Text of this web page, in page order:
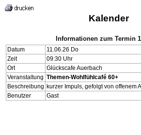
Kalender
Informationen zum Termin
Datum
11.06.26 Do
Zeit
09:30 Uhr
Ort
Glückscafe Auerbach
Veranstaltung Themen-Wohlfühlcafé 60+
Beschreibung kurzer Impuls, gefolgt von offenem
Benutzer
Gast